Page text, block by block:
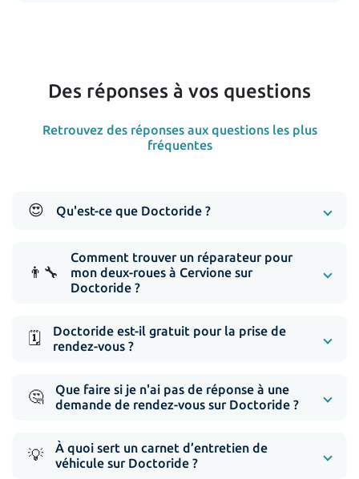
Des réponses à vos questions
Retrouvez des réponses aux questions les plus
fréquentes
😍 Qu'est-ce que Doctoride ?
👨‍🔧
Comment trouver un réparateur pour
mon deux-roues à Cervione sur
Doctoride ?
🗓️
Doctoride est-il gratuit pour la prise de
rendez-vous ?
🤔
Que faire si je n'ai pas de réponse à une
demande de rendez-vous sur Doctoride ?
💡
À quoi sert un carnet d’entretien de
véhicule sur Doctoride ?